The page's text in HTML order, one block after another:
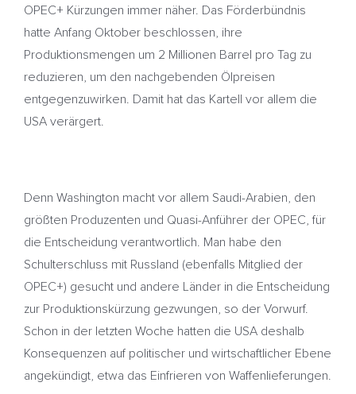
OPEC+ Kürzungen immer näher. Das Förderbündnis
hatte Anfang Oktober beschlossen, ihre
Produktionsmengen um 2 Millionen Barrel pro Tag zu
reduzieren, um den nachgebenden Ölpreisen
entgegenzuwirken. Damit hat das Kartell vor allem die
USA verärgert.
Denn Washington macht vor allem Saudi-Arabien, den
größten Produzenten und Quasi-Anführer der OPEC, für
die Entscheidung verantwortlich. Man habe den
Schulterschluss mit Russland (ebenfalls Mitglied der
OPEC+) gesucht und andere Länder in die Entscheidung
zur Produktionskürzung gezwungen, so der Vorwurf.
Schon in der letzten Woche hatten die USA deshalb
Konsequenzen auf politischer und wirtschaftlicher Ebene
angekündigt, etwa das Einfrieren von Waffenlieferungen.